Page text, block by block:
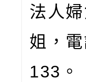
法人
姐，電
133 。